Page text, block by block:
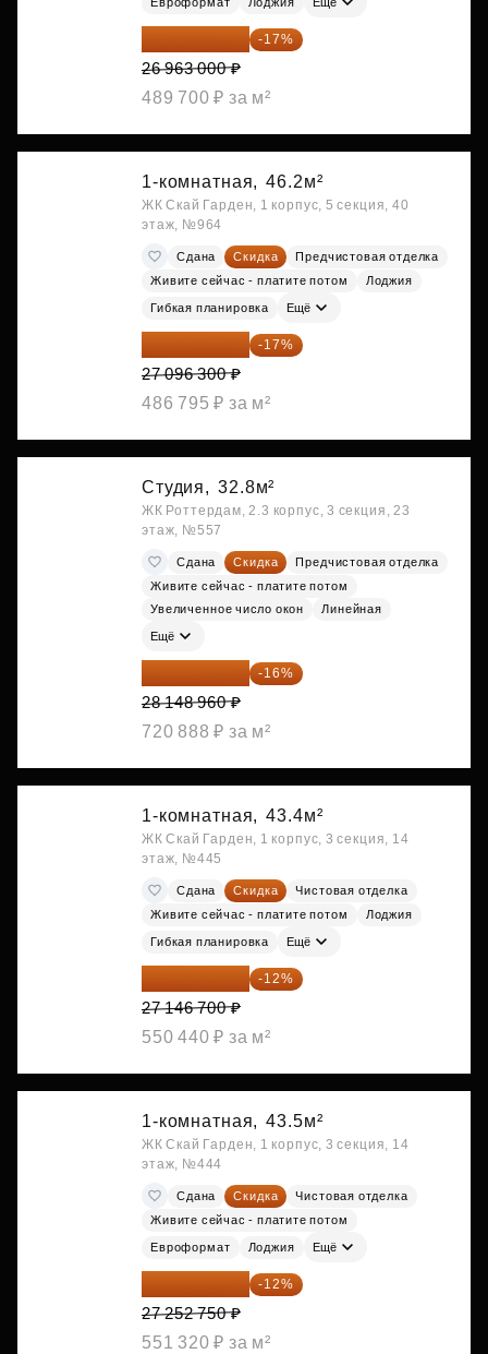
22 379 290 ₽ -17%
26 963 000 ₽
489 700 ₽ за м²
1-комнатная, 46.2м²
ЖК Скай Гарден, 1 корпус, 5 секция, 40
этаж, №964
Сдана Скидка
Предчистовая отделка
Живите сейчас - платите потом
Лоджия
Гибкая планировка Ещё
22 489 929 ₽ -17%
27 096 300 ₽
486 795 ₽ за м²
Студия, 32.8м²
ЖК Роттердам, 2.3 корпус, 3 секция, 23
этаж, №557
Сдана Скидка
Предчистовая отделка
Живите сейчас - платите потом
Увеличенное число окон
Линейная
Ещё
23 645 126 ₽ -16%
28 148 960 ₽
720 888 ₽ за м²
1-комнатная, 43.4м²
ЖК Скай Гарден, 1 корпус, 3 секция, 14
этаж, №445
Сдана Скидка
Чистовая отделка
Живите сейчас - платите потом
Лоджия
Гибкая планировка Ещё
23 889 096 ₽ -12%
27 146 700 ₽
550 440 ₽ за м²
1-комнатная, 43.5м²
ЖК Скай Гарден, 1 корпус, 3 секция, 14
этаж, №444
Сдана Скидка
Чистовая отделка
Живите сейчас - платите потом
Евроформат Лоджия Ещё
23 982 420 ₽ -12%
27 252 750 ₽
551 320 ₽ за м²